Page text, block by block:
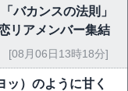
バカンスの法則」
リアメンバー集結
[08月06日13時18分]
ッ）のように甘く